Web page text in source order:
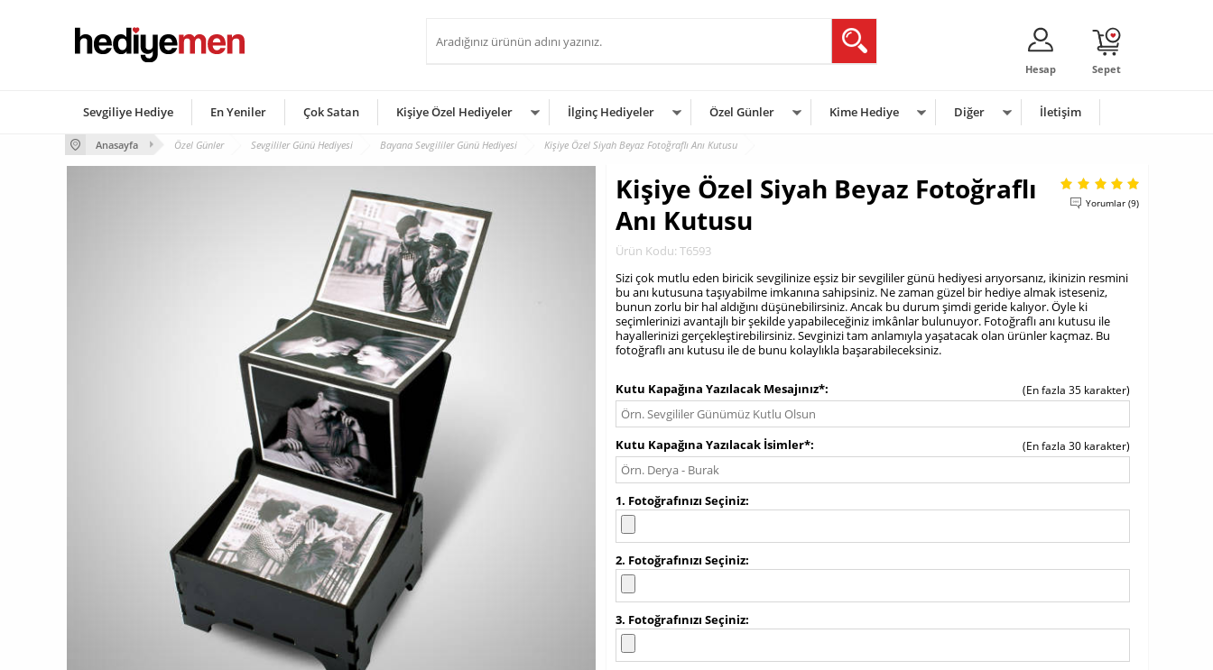
Sepet
Hesap
Sevgiliye Hediye En Yeniler Çok Satan Kişiye Özel Hediyeler İlginç Hediyeler Özel Günler Kime Hediye Diğer İletişim
Anasayfa Özel Günler Sevgililer Günü Hediyesi Bayana Sevgililer Günü Hediyesi Kişiye Özel Siyah Beyaz Fotoğraflı Anı Kutusu
Kişiye Özel Siyah Beyaz Fotoğraflı
Anı Kutusu
Ürün Kodu: T6593
Yorumlar (9)
Sizi çok mutlu eden biricik sevgilinize eşsiz bir sevgililer günü hediyesi arıyorsanız, ikinizin resmini
bu anı kutusuna taşıyabilme imkanına sahipsiniz. Ne zaman güzel bir hediye almak isteseniz,
bunun zorlu bir hal aldığını düşünebilirsiniz. Ancak bu durum şimdi geride kalıyor. Öyle ki
seçimlerinizi avantajlı bir şekilde yapabileceğiniz imkânlar bulunuyor. Fotoğraflı anı kutusu ile
hayallerinizi gerçekleştirebilirsiniz. Sevginizi tam anlamıyla yaşatacak olan ürünler kaçmaz. Bu
fotoğraflı anı kutusu ile de bunu kolaylıkla başarabileceksiniz.
Kutu Kapağına Yazılacak Mesajınız*
(En fazla 35 karakter)
Kutu Kapağına Yazılacak İsimler* (En fazla 30 karakter)
1. Fotoğrafınızı Seçiniz
2. Fotoğrafınızı Seçiniz
3. Fotoğrafınızı Seçiniz